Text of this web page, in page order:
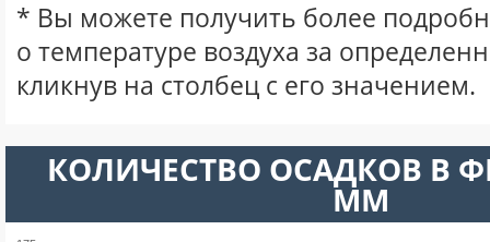
* Вы можете получить более
о температуре воздуха за
кликнув на столбец с его значением.
КОЛИЧЕСТВО ОСАДКОВ В
ММ